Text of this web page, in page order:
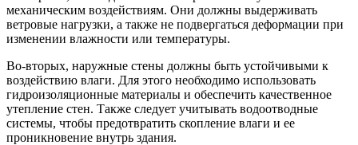
механическим воздействиям. Они должны выдерживать
ветровые нагрузки, а также не подвергаться деформации при
изменении влажности или температуры.
Во-вторых, наружные стены должны быть устойчивыми к
воздействию влаги. Для этого необходимо использовать
гидроизоляционные материалы и обеспечить качественное
утепление стен. Также следует учитывать водоотводные
системы, чтобы предотвратить скопление влаги и ее
проникновение внутрь здания.